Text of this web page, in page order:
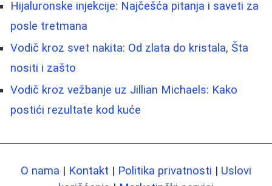
Hijaluronske injekcije: Najčešća pitanja i saveti za
posle tretmana
Vodič kroz svet nakita: Od zlata do kristala, Šta
nositi i zašto
Vodič kroz vežbanje uz Jillian Michaels: Kako
postići rezultate kod kuće
O nama | Kontakt | Politika privatnosti | Uslovi